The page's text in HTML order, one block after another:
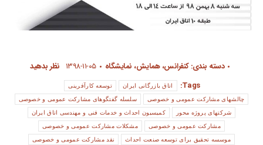
دسته بندی:کنفرانس، همایش، نمایشگاه ۱۳۹۸-۱۱-۰۵ نظر بدهید
Tags:
اتاق بازرگانی ایران توسعه کارآفرینی
چالشهای مشارکت عمومی و خصوصی سلسله گفتگوهای مشارکت عمومی و خصوصی
شرکتهای پروژه محور کمیسیون احداث و خدمات فنی و مهندسی اتاق ایران
مشارکت عمومی و خصوصی مشکلات مشارکت عمومی و خصوصی
موسسه تحقیق برای توسعه صنعت احداث نقد مشارکت عمومی و خصوصی